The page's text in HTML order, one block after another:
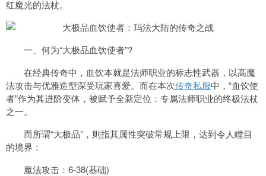
红魔光的法杖。
一、何为“大极品血饮使者”?
在经典传奇中，血饮本就是法师职业的标志性武器，以高魔
法攻击与优雅造型深受玩家喜爱。而在本次传奇私服中，“血饮使
者”作为其进阶变体，被赋予全新定位：专属法师职业的终极法杖
之一。
而所谓“大极品”，则指其属性突破常规上限，达到令人瞠目
的境界：
魔法攻击：6-38(基础)